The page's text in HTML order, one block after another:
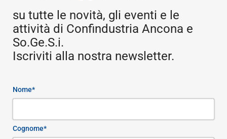
su tutte le novità, gli eventi e le
attività di Confindustria Ancona e
So.Ge.S.i.
Iscriviti alla nostra newsletter.
Nome*
Cognome*